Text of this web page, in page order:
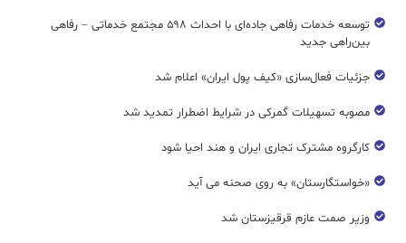
توسعه خدمات رفاهی جاده‌ای با احداث ۵۹۸ مجتمع خدماتی – رفاهی
بین‌راهی جدید
جزئیات فعال‌سازی «کیف پول ایران» اعلام شد
مصوبه تسهیلات گمرکی در شرایط اضطرار تمدید شد
کارگروه مشترک تجاری ایران و هند احیا شود
«خواستگارستان» به روی صحنه می آید
وزیر صمت عازم قرقیزستان شد